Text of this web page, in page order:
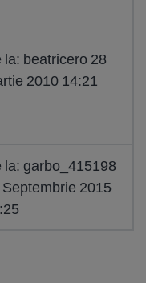
la: beatricero 28
2010 14:21
la: garbo_415198
Septembrie 2015